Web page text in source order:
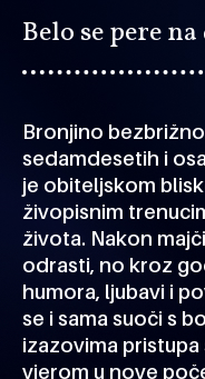
Belo se pere
Bronjino
sedamdesetih i
je obiteljskom
živopisnim
života. Nakon
odrasti, no kroz
humora, ljubavi i
se i sama suoči s
izazovima
vjerom u nove